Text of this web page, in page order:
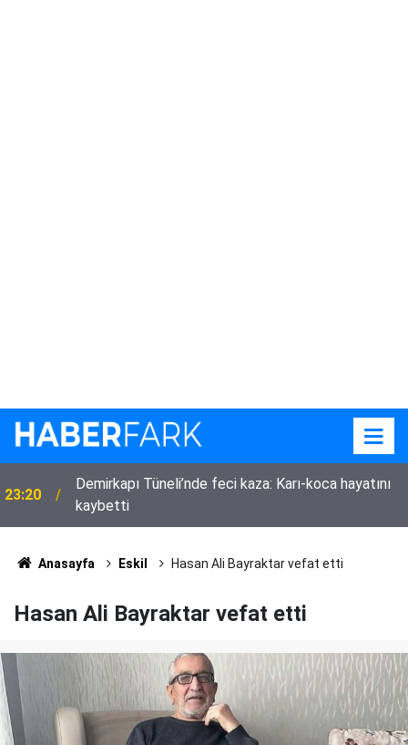
23:00 Güdendede’den MHP Eskil kongresi sonrası mesaj
Anasayfa Eskil Hasan Ali Bayraktar vefat etti
Hasan Ali Bayraktar vefat etti